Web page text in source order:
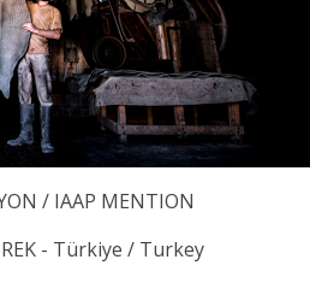
/ IAAP MENTION
- Türkiye / Turkey